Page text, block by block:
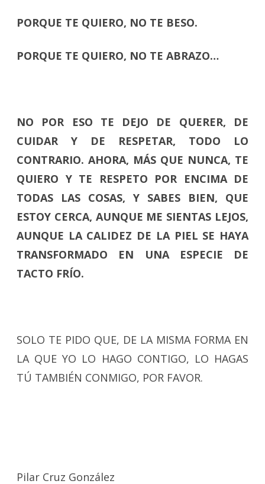
PORQUE TE QUIERO, NO TE BESO.
PORQUE TE QUIERO, NO TE ABRAZO…
NO POR ESO TE DEJO DE QUERER, DE
CUIDAR Y DE RESPETAR, TODO LO
CONTRARIO. AHORA, MÁS QUE NUNCA, TE
QUIERO Y TE RESPETO POR ENCIMA DE
TODAS LAS COSAS, Y SABES BIEN, QUE
ESTOY CERCA, AUNQUE ME SIENTAS LEJOS,
AUNQUE LA CALIDEZ DE LA PIEL SE HAYA
TRANSFORMADO EN UNA ESPECIE DE
TACTO FRÍO.
SOLO TE PIDO QUE, DE LA MISMA FORMA EN
LA QUE YO LO HAGO CONTIGO, LO HAGAS
TÚ TAMBIÉN CONMIGO, POR FAVOR.
Pilar Cruz González